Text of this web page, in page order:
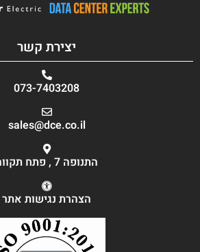
יצירת קשר
073-7403208
sales@dce.co.il
התנופה 7 , פתח תקווה
הצהרת נגישות אתר